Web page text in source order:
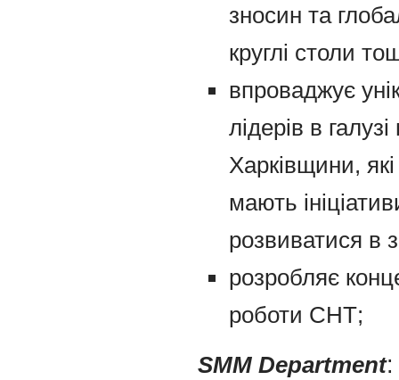
зносин та
круглі столи
впроваджує
лідерів в
Харківщини,
мають
розвиватися в
розробляє
роботи СНТ;
SMM Department: